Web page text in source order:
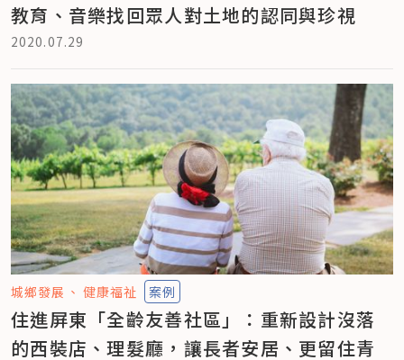
教育、音樂找回眾人對土地的認同與珍視
2020.07.29
城鄉發展 健康福祉 案例
住進屏東「全齡友善社區」：重新設計沒落
的西裝店、理髮廳，讓長者安居、更留住青